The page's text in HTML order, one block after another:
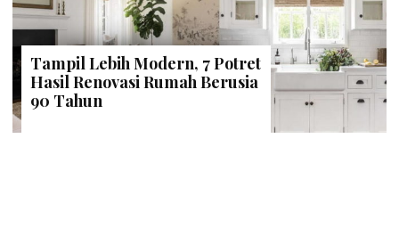
Tampil Lebih Modern, 7 Potret
Hasil Renovasi Rumah Berusia
90 Tahun